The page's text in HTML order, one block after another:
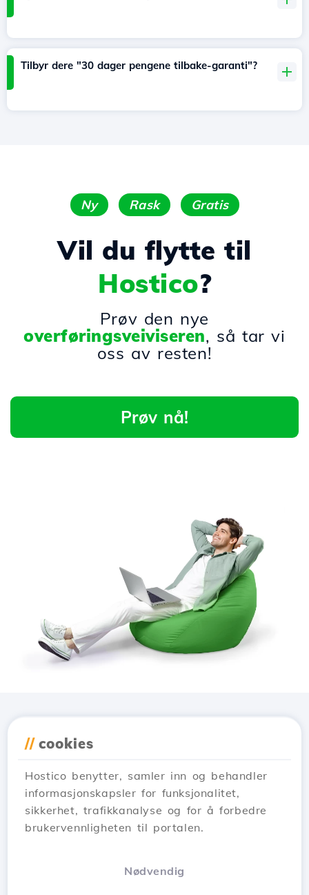
Tilbyr dere "30 dager pengene tilbake-garanti"?
Ny Rask Gratis
Vil du flytte til
Hostico?
Prøv den nye
overføringsveiviseren, så tar vi
oss av resten!
Prøv nå!
// cookies
Hostico benytter, samler inn og behandler
informasjonskapsler for funksjonalitet,
sikkerhet, trafikkanalyse og for å forbedre
brukervennligheten til portalen.
Nødvendig